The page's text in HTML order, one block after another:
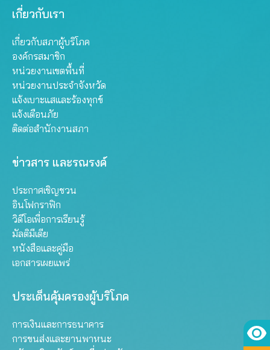
เกี่ยวกับเรา
เกี่ยวกับสภาผู้บริโภค
องค์กรสมาชิก
หน่วยงานเขตพื้นที่
หน่วยงานประจำจังหวัด
แจ้งเบาะแสและร้องทุกข์
แจ้งเตือนภัย
ติดต่อสำนักงานสภา
ข่าวสาร และรณรงค์
ประกาศเชิญชวน
อินโฟกราฟิก
วิดีโอเพื่อการเรียนรู้
มัลติมีเดีย
หนังสือและคู่มือ
เอกสารเผยแพร่
ประเด็นคุ้มครองผู้บริโภค
การเงินและการธนาคาร
การขนส่งและยานพาหนะ